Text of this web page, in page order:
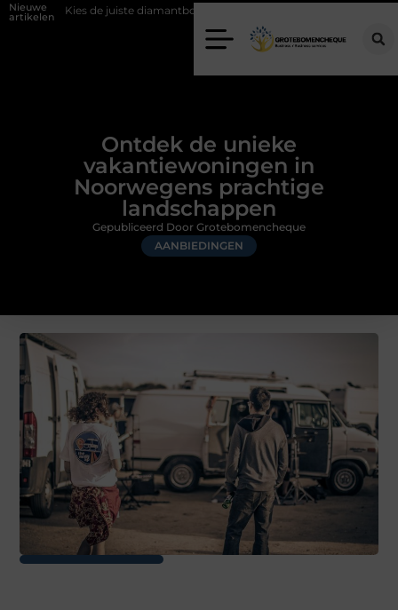
Nieuwe
artikelendiamantboor voor uw project
Ontdek de unieke
vakantiewoningen in
Noorwegens prachtige
landschappen
AANBIEDINGEN
Gepubliceerd Door Grotebomencheque